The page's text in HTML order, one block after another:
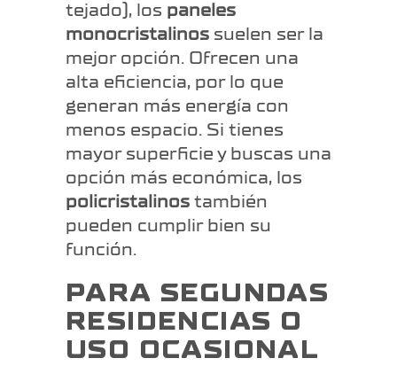
tejado), los paneles
monocristalinos suelen ser la
mejor opción. Ofrecen una
alta eficiencia, por lo que
generan más energía con
menos espacio. Si tienes
mayor superficie y buscas una
opción más económica, los
policristalinos también
pueden cumplir bien su
función.
PARA SEGUNDAS
RESIDENCIAS O
USO OCASIONAL